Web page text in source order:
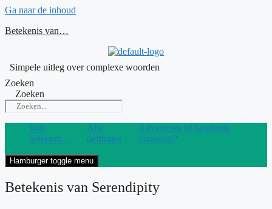
Ga naar de inhoud
Betekenis van…
Simpele uitleg over complexe woorden
Zoeken
Zoeken
Wat
betekent…
Alle
definities
Adverteren of betekenis
inzenden?
Hamburger toggle menu
Betekenis van Serendipity